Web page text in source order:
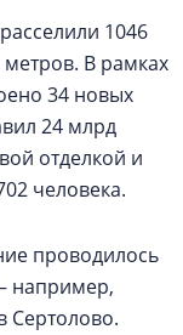
1046
В рамках
34 новых
24 млрд
отделкой и
человека.
проводилось
например,
Сертолово.